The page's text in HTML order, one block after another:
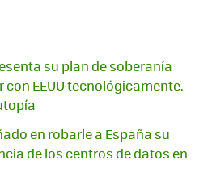
su plan de soberanía
EEUU tecnológicamente.
en robarle a España su
de los centros de datos en